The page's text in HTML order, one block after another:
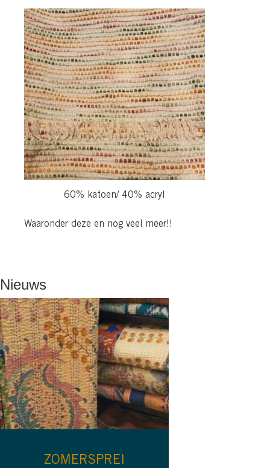
60% katoen/ 40% acryl
Waaronder deze en nog veel meer!!
Nieuws
ZOMERSPREI